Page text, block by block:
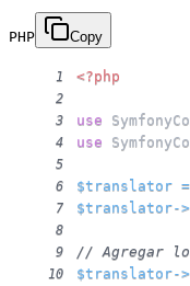
PHP Copy
1 <?php
2
3
use
4 use
5
6
$translator =
7 $translator->
8
9
// Agregar
10 $translator->